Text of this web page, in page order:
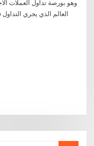
العالم الذي يجري